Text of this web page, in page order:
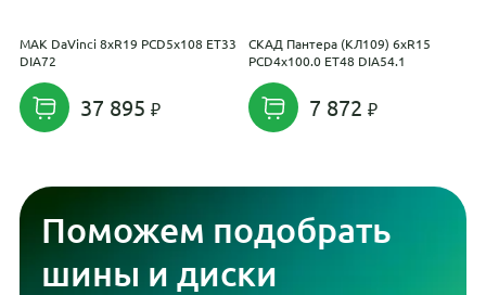
MAK DaVinci 8xR19 PCD5x108 ET33
DIA72
37 895
СКАД Пантера (КЛ109) 6xR15
PCD4x100.0 ET48 DIA54.1
7 872
Поможем подобрать
шины и диски